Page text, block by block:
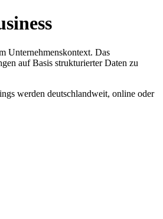
Unternehmenskontext. Das
auf Basis strukturierter Daten zu
werden deutschlandweit, online oder